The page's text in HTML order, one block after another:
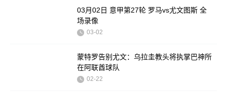
03月02日 意甲第27轮 罗马vs尤文图斯 全
场录像
03-02
蒙特罗告别尤文：乌拉圭教头将执掌巴神所
在阿联酋球队
02-22